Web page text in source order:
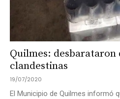
Quilmes: desbarataron
clandestinas
19/07/2020
El Municipio de Quilmes informó